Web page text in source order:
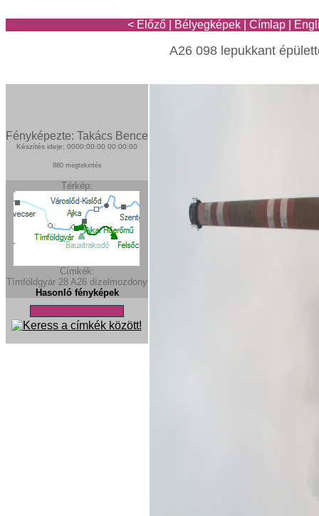
< Előző Bélyegképek Címlap
A26 098 lepukkant
Fényképezte: Takács Bence
Készítés ideje: 0000:00:00 00:00:00
880 megtekintés
Térkép:
Címkék:
Tímföldgyár 28 A26 dízelmozdony
Hasonló fényképek